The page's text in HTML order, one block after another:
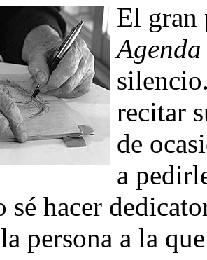
El gran
Agenda
recitar
de
a
hacer
persona a la